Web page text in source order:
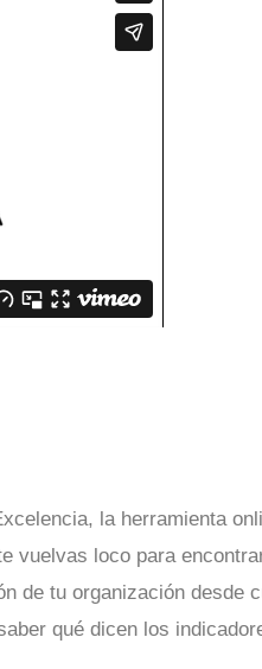
la herramienta
vuelvas loco para
de tu organización desde
qué dicen los